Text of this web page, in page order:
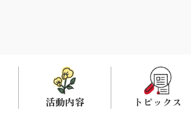
活動内容 トピックス